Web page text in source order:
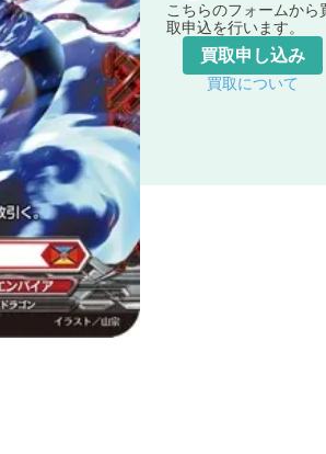
こちらのフォームから
取申込を行います。
買取申し込み
買取について